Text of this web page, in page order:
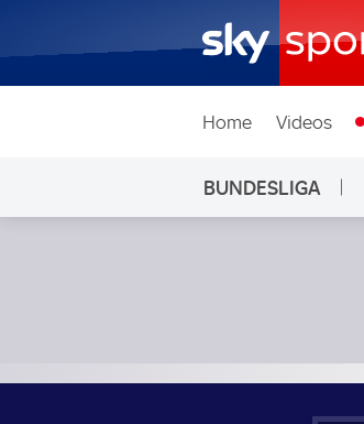
Home Videos
BUNDESLIGA